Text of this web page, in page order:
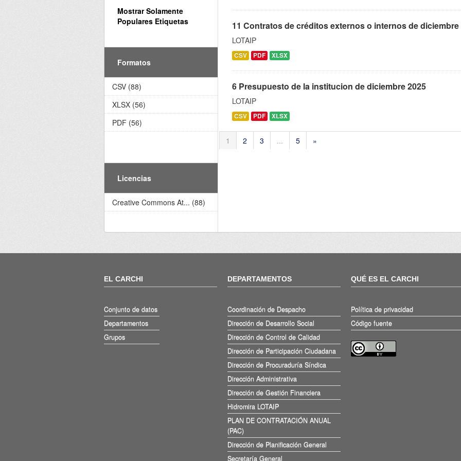
11 Contratos de créditos externos o internos de diciembre
LOTAIP
CSV PDF XLSX
6 Presupuesto de la institucion de diciembre 2025
LOTAIP
CSV PDF XLSX
1 2 3 ... 5 »
Mostrar Solamente
Populares Etiquetas
Formatos
CSV (88)
XLSX (56)
PDF (56)
Licencias
Creative Commons At... (88)
EL CARCHI
Conjunto de datos
Departamentos
Grupos
DEPARTAMENTOS
Coordinación de Despacho
Dirección de Desarrollo Social
Dirección de Control de Calidad
Dirección de Participación Ciudadana
Dirección de Procuraduría Síndica
Dirección Administrativa
Dirección de Gestión Financiera
Hidromira LOTAIP
PLAN DE CONTRATACIÓN ANUAL
(PAC)
Dirección de Planificación General
Secretaría General
QUÉ ES EL CARCHI
Política de privacidad
Código fuente